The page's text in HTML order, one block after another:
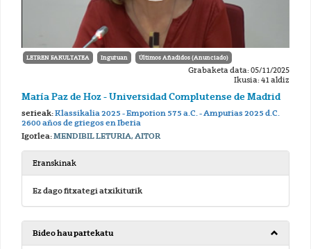
LETREN FAKULTATEA Inguruan Últimos Añadidos (Anunciado)
Grabaketa data: 05/11/2025
Ikusia: 41 aldiz
María Paz de Hoz - Universidad Complutense de Madrid
serieak:Klassikalia 2025 - Emporion 575 a.C. - Ampurias 2025 d.C.
2600 años de griegos en Iberia
Igorlea:MENDIBIL LETURIA, AITOR
Eranskinak
Ez dago fitxategi atxikiturik
Bideo hau partekatu